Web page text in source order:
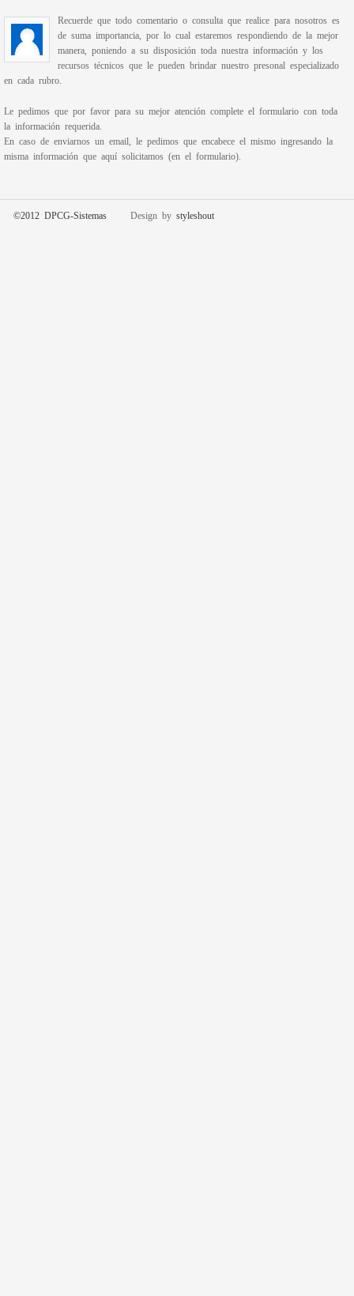
Recuerde que todo comentario o consulta que realice para nosotros es
de suma importancia, por lo cual estaremos respondiendo de la mejor
manera, poniendo a su disposición toda nuestra información y los
recursos técnicos que le pueden brindar nuestro presonal especializado
en cada rubro.
Le pedimos que por favor para su mejor atención complete el formulario con toda
la información requerida.
En caso de enviarnos un email, le pedimos que encabece el mismo ingresando la
misma información que aquí solicitamos (en el formulario).
©2012 DPCG-Sistemas Design by styleshout